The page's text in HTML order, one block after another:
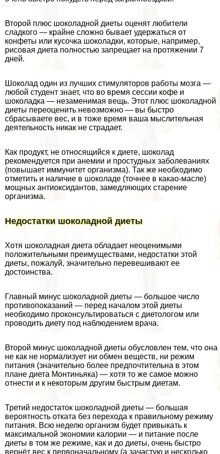
Второй плюс шоколадной диеты оценят любители
сладкого — крайне сложно бывает удержаться от
конфеты или кусочка шоколадки, которые, например,
рисовая диета полностью запрещает на протяжении 7
дней.
Шоколад один из лучших стимуляторов работы мозга —
любой студент знает, что во время сессии кофе и
шоколадка — незаменимая вещь. Этот плюс шоколадной
диеты переоценить невозможно — вы быстро
сбрасываете вес, и в тоже время ваша мыслительная
деятельность никак не страдает.
Как продукт, не относящийся к диете, шоколад
рекомендуется при анемии и простудных заболеваниях
(повышает иммунитет организма). Так же необходимо
отметить и наличие в шоколаде (точнее в какао-масле)
мощных антиоксидантов, замедляющих старение
организма.
Недостатки шоколадной диеты
Хотя шоколадная диета обладает неоценимыми
положительными преимуществами, недостатки этой
диеты, пожалуй, значительно перевешивают ее
достоинства.
Главный минус шоколадной диеты — большое число
противопоказаний — перед началом этой диеты
необходимо проконсультироваться с диетологом или
проводить диету под наблюдением врача.
Второй минус шоколадной диеты обусловлен тем, что она
не как не нормализует ни обмен веществ, ни режим
питания (значительно более предпочтительна в этом
плане диета Монтиньяка) — хотя то же самое можно
отнести и к некоторым другим быстрым диетам.
Третий недостаток шоколадной диеты — большая
вероятность отката без перехода к правильному режиму
питания. Всю неделю организм будет привыкать к
максимальной экономии калории — и питание после
диеты в том же режиме, как и до диеты, очень быстро
вернёт вес к первоначальному (а зачастую и несколько